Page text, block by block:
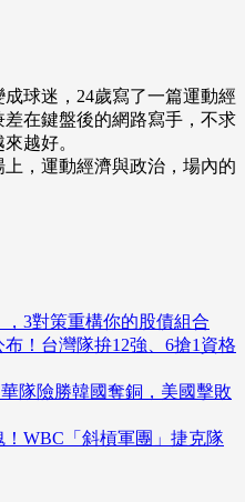
球迷，24歲寫了一篇運動經
在鍵盤後的網路寫手，不求
越好。
，運動經濟與政治，場內的
3對策重構你的股債組合
！台灣隊拚12強、6搶1資格
隊險勝韓國奪銅，美國擊敗
WBC「斜槓軍團」捷克隊